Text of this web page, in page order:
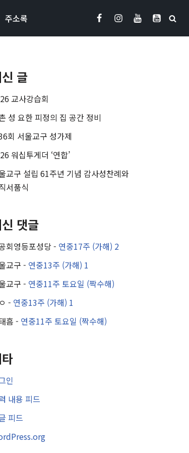
주소록
글
교사강습회
성 요한 피정의 집 공간 정비
회 서울교구 성가제
워십투게더 ‘연합’
교구 설립 61주년 기념 감사성찬례와
서품식
댓글
회영등포성당- 연중17주 (가해) 2
교구 - 연중13주 (가해) 1
교구 - 연중11주 토요일 (짝수해)
- 연중13주 (가해) 1
흠 - 연중11주 토요일 (짝수해)
인
내용 피드
피드